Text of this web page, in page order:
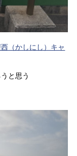
（かしにし）キャ
と思う